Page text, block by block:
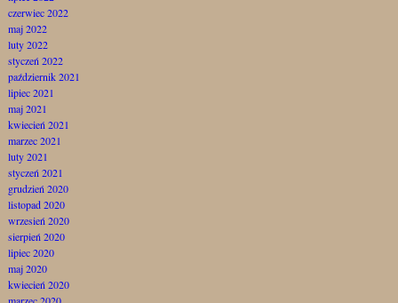
czerwiec 2022
maj 2022
luty 2022
styczeń 2022
październik 2021
lipiec 2021
maj 2021
kwiecień 2021
marzec 2021
luty 2021
styczeń 2021
grudzień 2020
listopad 2020
wrzesień 2020
sierpień 2020
lipiec 2020
maj 2020
kwiecień 2020
marzec 2020